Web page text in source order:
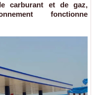
carburant et de gaz,
fonctionne